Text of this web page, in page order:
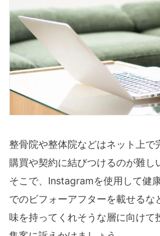
整骨院や整体院などはネット上で
購買や契約に結びつけるのが難し
そこで、Instagramを使用して健
でのビフォーアフターを載せるな
味を持ってくれそうな層に向けて